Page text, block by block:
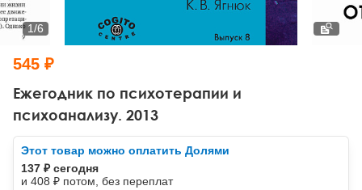
Тревожные расстройства, панические атаки
Психодрама
Другие направления психотерапии
Классический, эриксоновский гипноз и НЛП
НЛП
Психология труда и эргономика
Социальная психология
Социальная и организационная психология
Классический и юнгианский психоанализ
Ежегодник по психотерапии и
психоанализу. 2013
1/6
545 ₽
Этот товар можно оплатить Долями
137 ₽ сегодня
и 408 ₽ потом, без переплат